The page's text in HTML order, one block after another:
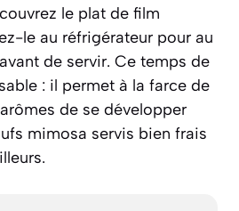
le plat de film
le au réfrigérateur pour au
de servir. Ce temps de
: il permet à la farce de
de se développer
mimosa servis bien frais